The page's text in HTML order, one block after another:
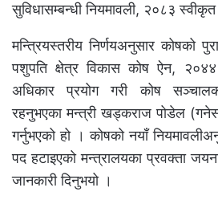
सुविधासम्बन्धी नियमावली, २०८३
मन्त्रियस्तरीय निर्णयअनुसार कोषको
पशुपति क्षेत्र विकास कोष ऐन,
अधिकार प्रयोग गरी कोष
रहनुभएका मन्त्री खड्कराज पोडेल
गर्नुभएको हो । कोषको नयाँ
पद हटाइएको मन्त्रालयका प्रवक्ता
जानकारी दिनुभयो ।